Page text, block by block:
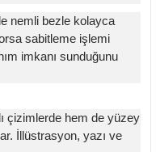
nemli bezle kolayca
sabitleme işlemi
imkanı sunduğunu
çizimlerde hem de yüzey
İllüstrasyon, yazı ve